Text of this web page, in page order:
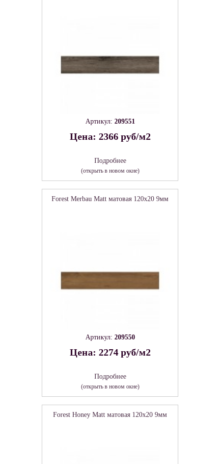
Артикул: 209551
Цена: 2366 руб/м2
Подробнее
(открыть в новом окне)
Forest Merbau Matt матовая 120x20 9мм
Артикул: 209550
Цена: 2274 руб/м2
Подробнее
(открыть в новом окне)
Forest Honey Matt матовая 120x20 9мм